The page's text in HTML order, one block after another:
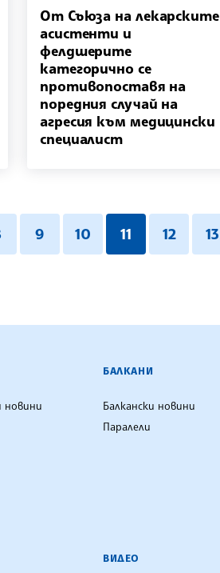
От Съюза на лекарските
асистенти и
фелдшерите
категорично се
противопоставя на
поредния случай на
агресия към медицински
специалист
9 10 11 12 13
АГЕНЦИЯ
новини
БАЛКАНИ
Балкански новини
Паралели
ВИДЕО